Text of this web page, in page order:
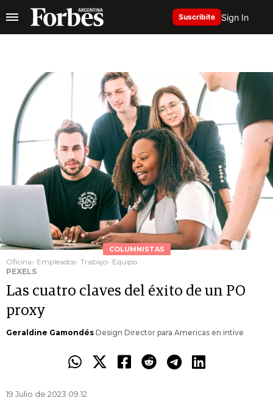
Suscribite Sign In
COLUMNISTAS
Oficina- Empleados- Trabajo- Equipo
PEXELS
Las cuatro claves del éxito de un PO
proxy
Geraldine Gamondés Design Director para Americas en intive
19 Julio de 2023 09.12